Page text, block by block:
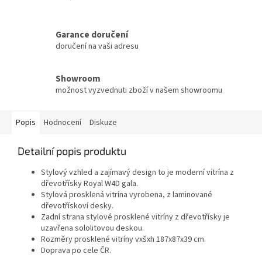
Garance doručení
doručení na vaši adresu
Showroom
možnost vyzvednuti zboží v našem showroomu
Popis Hodnocení Diskuze
Detailní popis produktu
Stylový vzhled a zajímavý design to je moderní vitrína z
dřevotřísky Royal W4D gala.
Stylová prosklená vitrína vyrobena, z laminované
dřevotřískoví desky.
Zadní strana stylové prosklené vitríny z dřevotřísky je
uzavřena sololitovou deskou.
Rozměry prosklené vitríny vxšxh 187x87x39 cm.
Doprava po cele ČR.